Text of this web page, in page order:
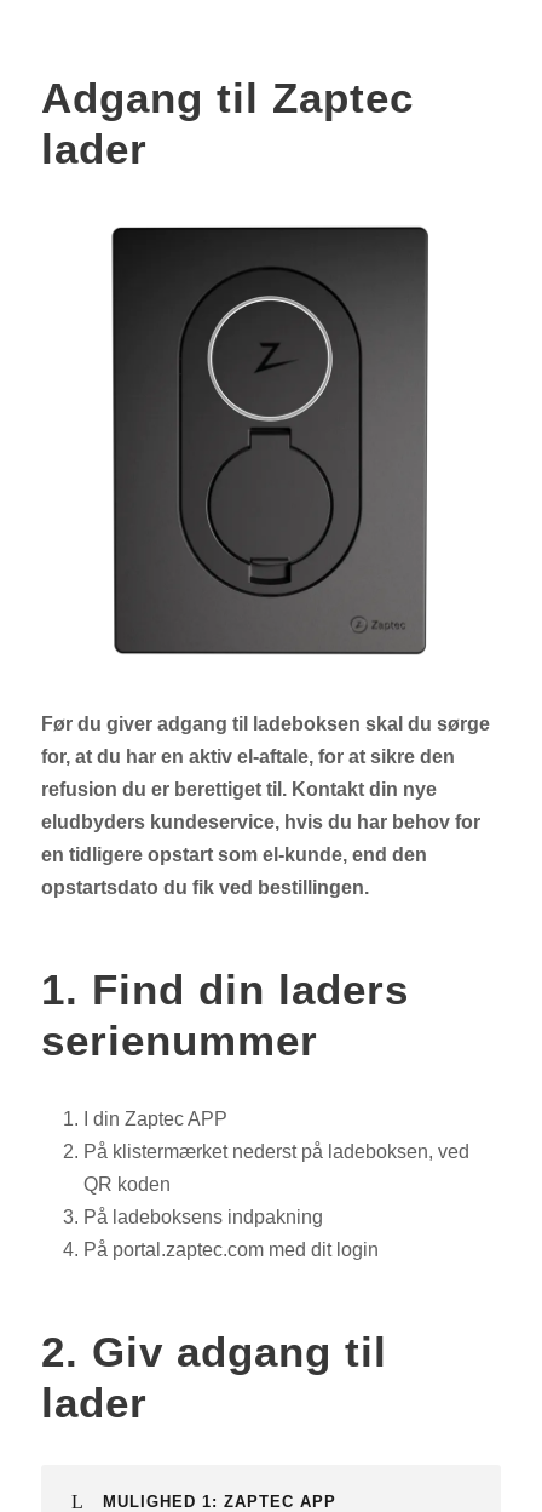
Adgang til Zaptec
lader
Før du giver adgang til ladeboksen skal du sørge
for, at du har en aktiv el-aftale, for at sikre den
refusion du er berettiget til. Kontakt din nye
eludbyders kundeservice, hvis du har behov for
en tidligere opstart som el-kunde, end den
opstartsdato du fik ved bestillingen.
1. Find din laders
serienummer
I din Zaptec APP
På klistermærket nederst på ladeboksen, ved
QR koden
På ladeboksens indpakning
På portal.zaptec.com med dit login
2. Giv adgang til
lader
MULIGHED 1: ZAPTEC APP